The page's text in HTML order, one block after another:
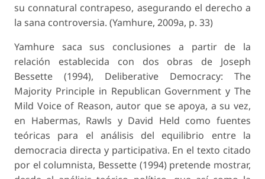
su connatural contrapeso, asegurando el derecho a
la sana controversia. (Yamhure, 2009a, p. 33)
Yamhure saca sus conclusiones a partir de la
relación establecida con dos obras de Joseph
Bessette (1994), Deliberative Democracy: The
Majority Principle in Republican Government y The
Mild Voice of Reason, autor que se apoya, a su vez,
en Habermas, Rawls y David Held como fuentes
teóricas para el análisis del equilibrio entre la
democracia directa y participativa. En el texto citado
por el columnista, Bessette (1994) pretende mostrar,